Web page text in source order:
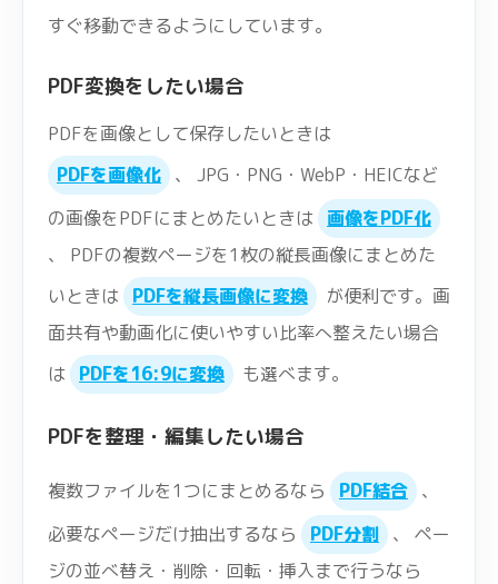
すぐ移動できるようにしています。
PDF変換をしたい場合
PDFを画像として保存したいときは
PDFを画像化 、 JPG・PNG・WebP・HEICなど
の画像をPDFにまとめたいときは
画像をPDF化
、 PDFの複数ページを1枚の縦長画像にまとめた
いときは
PDFを縦長画像に変換
が便利です。画
面共有や動画化に使いやすい比率へ整えたい場合
は
PDFを16:9に変換 も選べます。
PDFを整理・編集したい場合
複数ファイルを1つにまとめるなら PDF結合 、
必要なページだけ抽出するなら
PDF分割 、 ペー
ジの並べ替え・削除・回転・挿入まで行うなら